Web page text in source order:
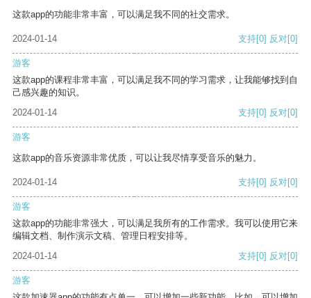
这款app的功能非常丰富，可以满足我不同的社交需求。
2024-01-14 支持[0] 反对[0]
游客
这款app的课程非常丰富，可以满足我不同的学习需求，让我能够找到自
己感兴趣的知识。
2024-01-14
支持[0] 反对[0]
游客
这款app的音乐资源非常优质，可以让我尽情享受音乐的魅力。
2024-01-14 支持[0] 反对[0]
游客
这款app的功能非常强大，可以满足我所有的工作需求。我可以使用它来
编辑文档、制作演示文稿、管理日程安排等。
2024-01-14
支持[0] 反对[0]
游客